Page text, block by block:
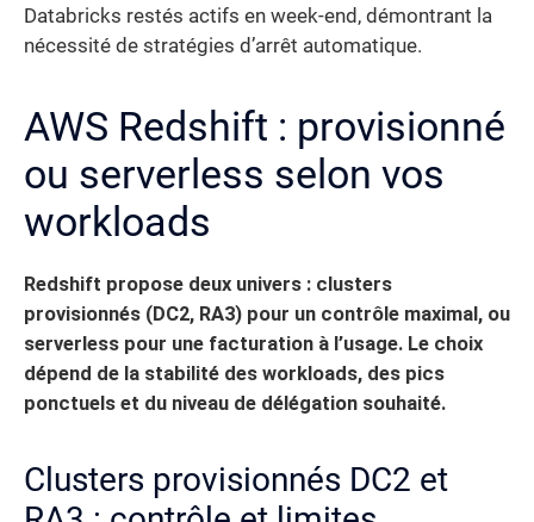
Databricks restés actifs en week-end, démontrant la
nécessité de stratégies d’arrêt automatique.
AWS Redshift : provisionné
ou serverless selon vos
workloads
Redshift propose deux univers : clusters
provisionnés (DC2, RA3) pour un contrôle maximal, ou
serverless pour une facturation à l’usage. Le choix
dépend de la stabilité des workloads, des pics
ponctuels et du niveau de délégation souhaité.
Clusters provisionnés DC2 et